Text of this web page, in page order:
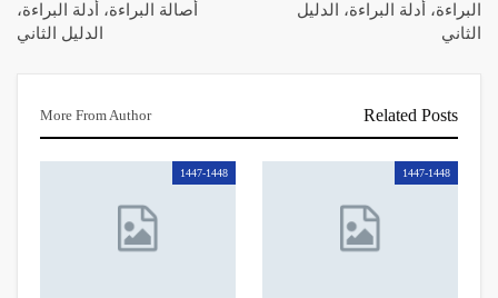
البراءة، أدلة البراءة، الدليل
الثاني
أصالة البراءة، أدلة البراءة،
الدليل الثاني
Related Posts
More From Author
1447-1448
1447-1448